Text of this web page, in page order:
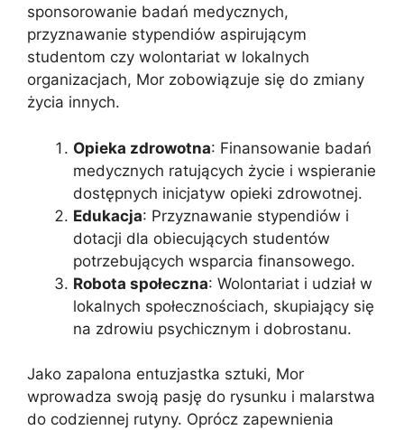
sponsorowanie badań medycznych,
przyznawanie stypendiów aspirującym
studentom czy wolontariat w lokalnych
organizacjach, Mor zobowiązuje się do zmiany
życia innych.
Opieka zdrowotna: Finansowanie badań
medycznych ratujących życie i wspieranie
dostępnych inicjatyw opieki zdrowotnej.
Edukacja: Przyznawanie stypendiów i
dotacji dla obiecujących studentów
potrzebujących wsparcia finansowego.
Robota społeczna: Wolontariat i udział w
lokalnych społecznościach, skupiający się
na zdrowiu psychicznym i dobrostanu.
Jako zapalona entuzjastka sztuki, Mor
wprowadza swoją pasję do rysunku i malarstwa
do codziennej rutyny. Oprócz zapewnienia